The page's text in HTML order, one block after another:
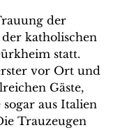
der
katholischen
statt.
vor Ort und
Gäste,
aus Italien
Trauzeugen